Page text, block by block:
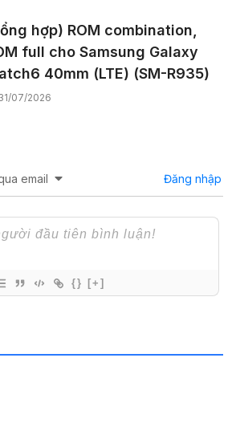
hợp) ROM combination,
full cho Samsung Galaxy
40mm (LTE) (SM-R935)
07/2026
email Đăng nhập
{} [+]